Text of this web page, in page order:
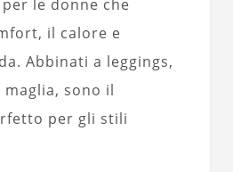
le donne che
il calore e
Abbinati a leggings,
sono il
per gli stili